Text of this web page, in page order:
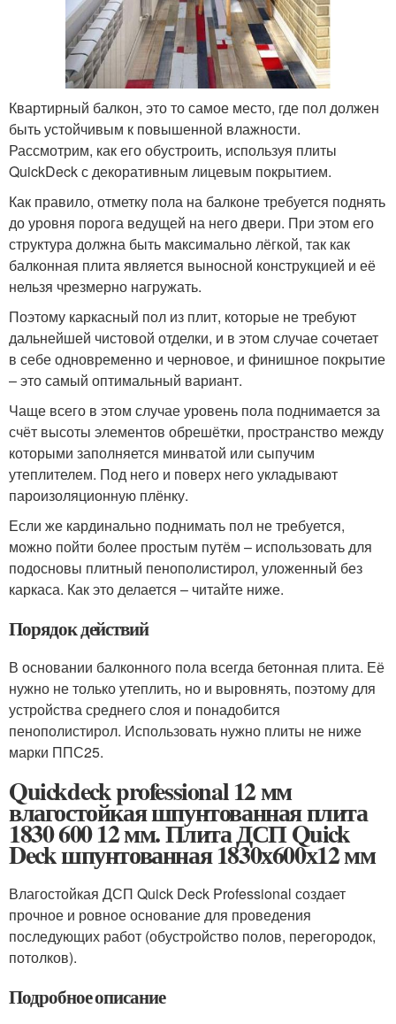
Квартирный балкон, это то самое место, где пол должен
быть устойчивым к повышенной влажности.
Рассмотрим, как его обустроить, используя плиты
QuickDeck с декоративным лицевым покрытием.
Как правило, отметку пола на балконе требуется поднять
до уровня порога ведущей на него двери. При этом его
структура должна быть максимально лёгкой, так как
балконная плита является выносной конструкцией и её
нельзя чрезмерно нагружать.
Поэтому каркасный пол из плит, которые не требуют
дальнейшей чистовой отделки, и в этом случае сочетает
в себе одновременно и черновое, и финишное покрытие
– это самый оптимальный вариант.
Чаще всего в этом случае уровень пола поднимается за
счёт высоты элементов обрешётки, пространство между
которыми заполняется минватой или сыпучим
утеплителем. Под него и поверх него укладывают
пароизоляционную плёнку.
Если же кардинально поднимать пол не требуется,
можно пойти более простым путём – использовать для
подосновы плитный пенополистирол, уложенный без
каркаса. Как это делается – читайте ниже.
Порядок действий
В основании балконного пола всегда бетонная плита. Её
нужно не только утеплить, но и выровнять, поэтому для
устройства среднего слоя и понадобится
пенополистирол. Использовать нужно плиты не ниже
марки ППС25.
Quickdeck professional 12 мм
влагостойкая шпунтованная плита
1830 600 12 мм. Плита ДСП Quick
Deck шпунтованная 1830х600х12 мм
Влагостойкая ДСП Quick Deck Professional создает
прочное и ровное основание для проведения
последующих работ (обустройство полов, перегородок,
потолков).
Подробное описание